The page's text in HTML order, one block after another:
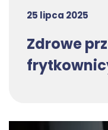
25 lipca 2025
Zdrowe